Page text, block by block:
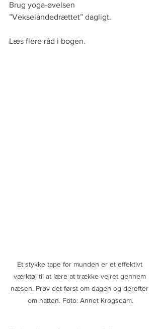
Brug yoga-øvelsen
”Vekselåndedrættet” dagligt.
Læs flere råd i bogen.
Et stykke tape for munden er et effektivt
værktøj til at lære at trække vejret gennem
næsen. Prøv det først om dagen og derefter
om natten. Foto: Annet Krogsdam.